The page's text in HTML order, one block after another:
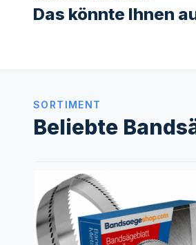
Das könnte Ihnen
SORTIMENT
Beliebte